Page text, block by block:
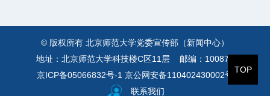
TOP
© 版权所有 北京师范大学党委宣传部（新闻中心）
地址：北京师范大学科技楼C区11层 邮编：100875
京ICP备05066832号-1 京公网安备110402430002号
联系我们